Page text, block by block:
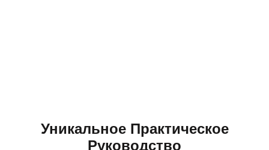
Уникальное Практическое
Руководство